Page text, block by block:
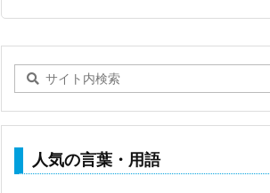
人気の言葉・用語